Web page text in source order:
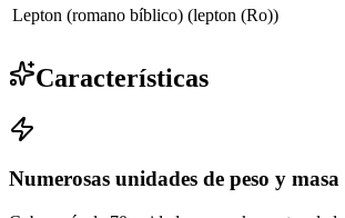
Lepton (romano bíblico) (lepton (Ro))
Características
Numerosas unidades de peso y masa